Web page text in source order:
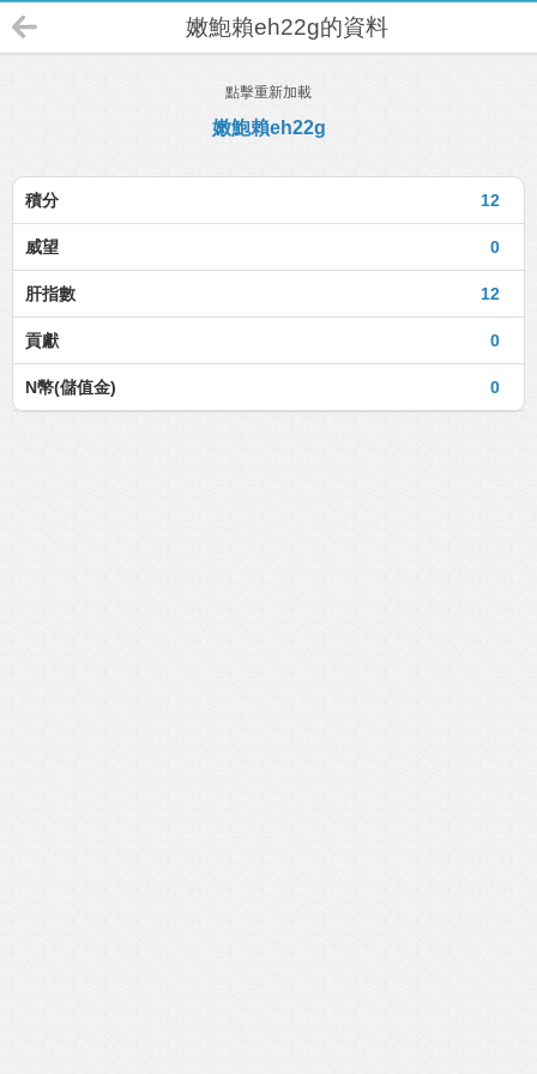
嫩鮑賴eh22g的資料
點擊重新加載
嫩鮑賴eh22g
12
積分
0
威望
12
肝指數
0
貢獻
0
N幣(儲值金)